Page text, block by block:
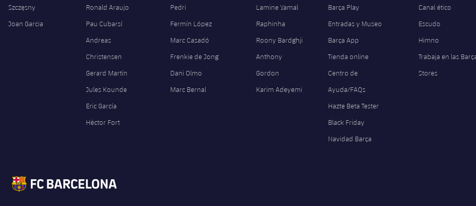
Szczęsny
Joan Garcia
Ronald Araujo
Pau Cubarsí
Andreas
Christensen
Gerard Martín
Jules Kounde
Eric García
Héctor Fort
Pedri
Fermín López
Marc Casadó
Frenkie de Jong
Dani Olmo
Marc Bernal
Lamine Yamal
Raphinha
Roony Bardghji
Anthony
Gordon
Karim Adeyemi
Barça Play
Entradas y Museo
Barça App
Tienda online
Centro de
Ayuda/FAQs
Hazte Beta Tester
Black Friday
Navidad Barça
Canal ético
Escudo
Himno
Trabaja en las
Stores